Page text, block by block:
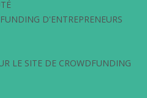
D'ENTREPRENEURS
LE SITE DE CROWDFUNDING